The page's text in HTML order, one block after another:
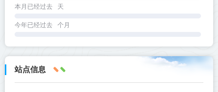
本月已经过去 天
今年已经过去 个月
站点信息